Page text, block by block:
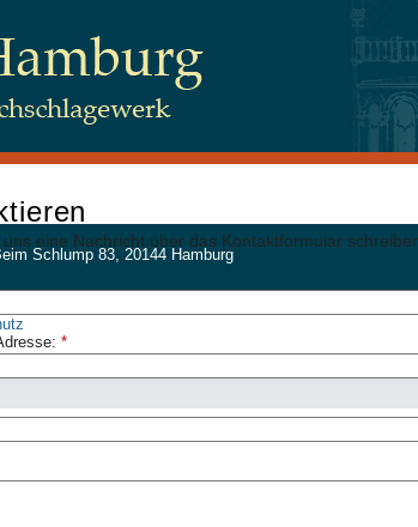
eine Nachricht über das Kontaktformular
*
Schlump 83, 20144 Hamburg